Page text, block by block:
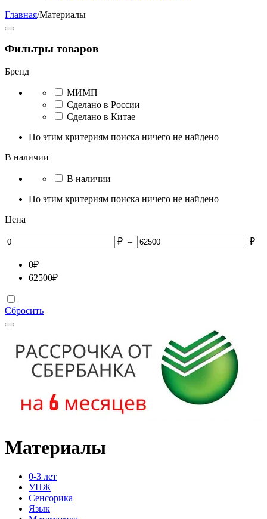
Главная/Материалы
Фильтры товаров
Бренд
МИМП
Сделано в России
Сделано в Китае
По этим критериям поиска ничего не найдено
В наличии
В наличии
По этим критериям поиска ничего не найдено
Цена
₽ – ₽
0₽
62500₽
Сбросить
Материалы
0-3 лет
УПЖ
Сенсорика
Язык